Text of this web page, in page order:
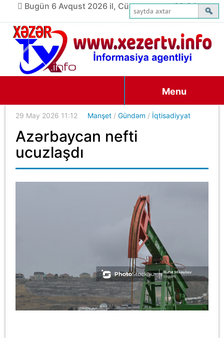
Bugün 6 Avqust 2026 il, Cümə axşamı, 20:24
Menu
29 May 2026 11:12 Manşet /Gündəm / İqtisadiyyat
Azərbaycan nefti
ucuzlaşdı